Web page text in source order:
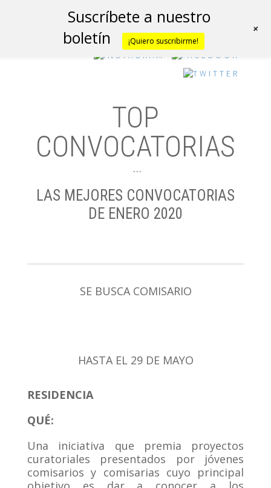
TOP
CONVOCATORIAS
…
LAS MEJORES CONVOCATORIAS
DE ENERO 2020
SE BUSCA COMISARIO
HASTA EL 29 DE MAYO
RESIDENCIA
QUÉ:
Una iniciativa que premia proyectos
curatoriales presentados por jóvenes
comisarios y comisarias cuyo principal
Suscríbete a nuestro
boletín
¡Quiero suscribirme!
+